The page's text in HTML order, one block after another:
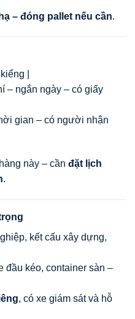
– đóng pallet nếu cần.
|
– ngắn ngày – có giấy
gian – có người nhận
này – cần đặt lịch
.
kết cấu xây dựng,
đầu kéo, container sàn –
, có xe giám sát và hỗ